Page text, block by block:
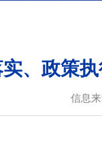
、政策
信息